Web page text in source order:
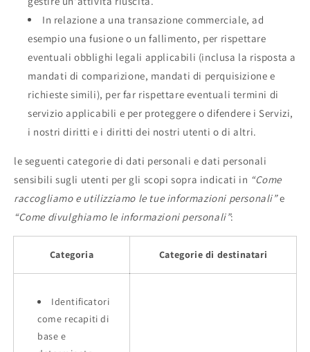
In relazione a una transazione commerciale, ad
esempio una fusione o un fallimento, per rispettare
eventuali obblighi legali applicabili (inclusa la risposta a
mandati di comparizione, mandati di perquisizione e
richieste simili), per far rispettare eventuali termini di
servizio applicabili e per proteggere o difendere i Servizi,
i nostri diritti e i diritti dei nostri utenti o di altri.
le seguenti categorie di dati personali e dati personali
sensibili sugli utenti per gli scopi sopra indicati in “Come
raccogliamo e utilizziamo le tue informazioni personali”e
“Come divulghiamo le informazioni personali”:
Categoria Categorie di destinatari
Identificatori
come recapiti di
base e